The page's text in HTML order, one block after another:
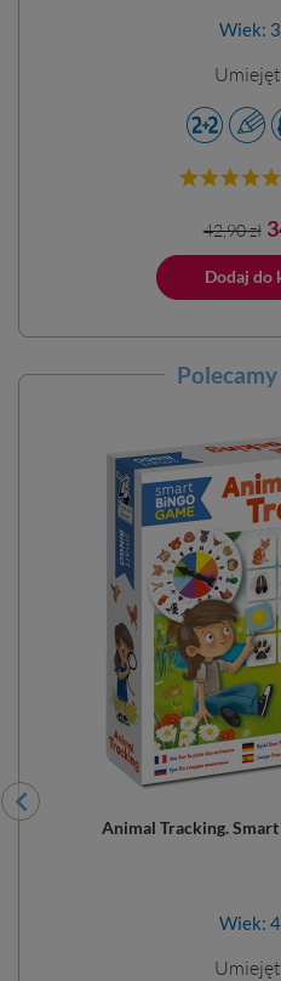
Wiek:
Cena
42,90 zł
Dodaj do
Animal Tracking.
Wiek: